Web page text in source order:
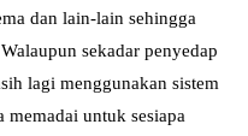
dan lain-lain sehingga
sekadar penyedap
lagi menggunakan sistem
untuk sesiapa